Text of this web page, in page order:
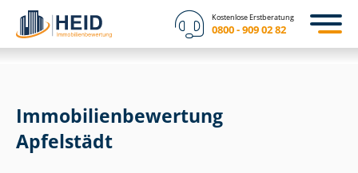
Kostenlose Erstberatung
0800 - 909 02 82
Immobilien­bewertung
Apfelstädt